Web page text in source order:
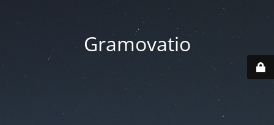
Gramovatio